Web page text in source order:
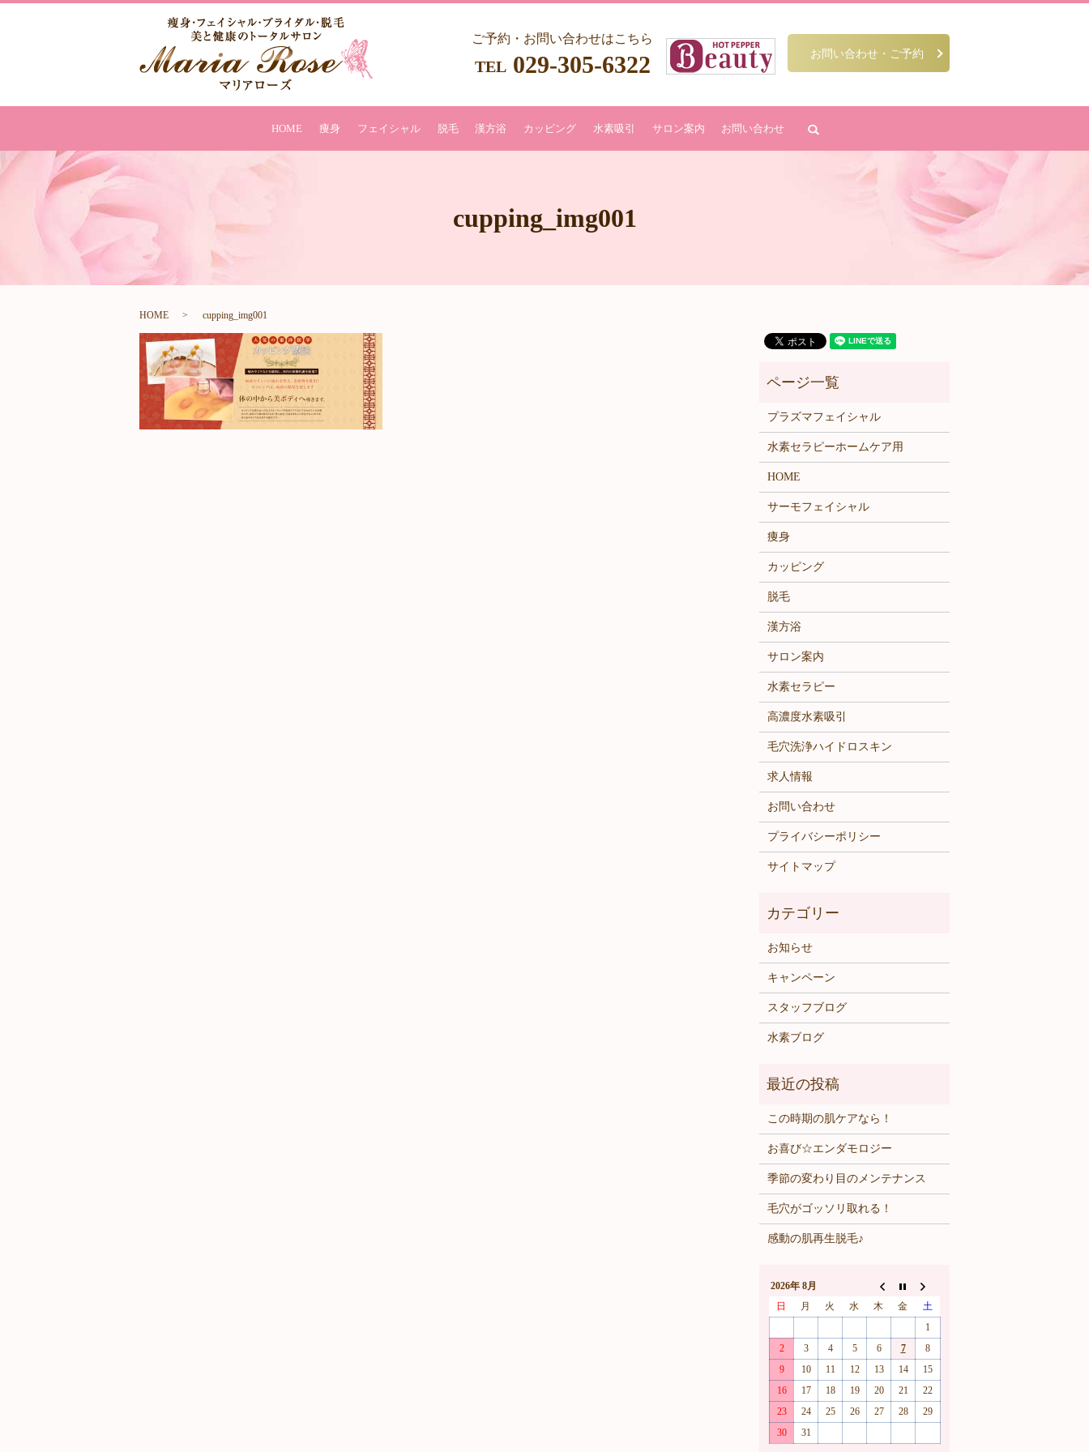
ご予約・お問い合わせはこちら
TEL029-305-6322 お問い合わせ・ご予約
HOME 痩身 フェイシャル 脱毛 漢方浴 カッピング 水素吸引 サロン案内 お問い合わせ
cupping_img001
HOME cupping_img001
プラズマフェイシャル
水素セラピーホームケア用
HOME
サーモフェイシャル
痩身
カッピング
脱毛
漢方浴
サロン案内
水素セラピー
高濃度水素吸引
毛穴洗浄ハイドロスキン
求人情報
お問い合わせ
プライバシーポリシー
サイトマップ
お知らせ
キャンペーン
スタッフブログ
水素ブログ
この時期の肌ケアなら！
お喜び☆エンダモロジー
季節の変わり目のメンテナンス
毛穴がゴッソリ取れる！
感動の肌再生脱毛♪
2026年 8月
日
月 火 水 木 金
土
1
2
3 4 5 6 7
8
9
10 11 12 13 14
15
16
17 18 19 20 21
22
23
24 25 26 27 28
29
30
31